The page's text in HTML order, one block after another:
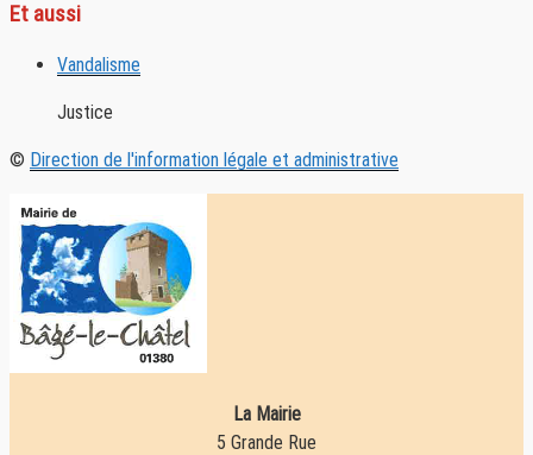
Et aussi
Vandalisme
Justice
© Direction de l'information légale et administrative
La Mairie
5 Grande Rue